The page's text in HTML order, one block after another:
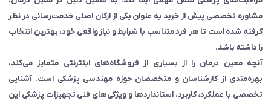
مشاوره تخصصی پیش از خرید به عنوان یکی از ارکان اصلی خدمت‌رسانی در نظر
گرفته شده است تا هر فرد متناسب با شرایط و نیاز واقعی خود، بهترین انتخاب
را داشته باشد.
آنچه معین درمان را از بسیاری از فروشگاه‌های اینترنتی متمایز می‌کند،
بهره‌مندی از کارشناسان و متخصصان حوزه مهندسی پزشکی است. آشنایی
تخصصی با عملکرد، کاربرد، استانداردها و ویژگی‌های فنی تجهیزات پزشکی این